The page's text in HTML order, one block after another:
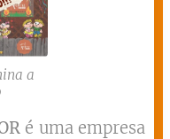
a
é uma empresa